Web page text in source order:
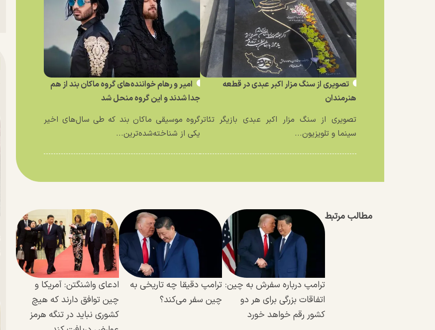
تصویری از سنگ مزار اکبر عبدی در قطعه
هنرمندان
تصویری از سنگ مزار اکبر عبدی بازیگر تئاتر
سینما و تلویزیون...
امیر و رهام خواننده‌های گروه ماکان بند از هم
جدا شدند و این گروه منحل شد
گروه موسیقی ماکان بند که طی سال‌های اخیر
یکی از شناخته‌شده‌ترین...
مطالب مرتبط
ترامپ درباره سفرش به چین:
اتفاقات بزرگی برای هر دو
کشور رقم خواهد خورد
ترامپ دقیقا چه تاریخی به
چین سفر می‌کند؟
ادعای واشنگتن: آمریکا و
چین توافق دارند که هیچ
کشوری نباید در تنگه هرمز